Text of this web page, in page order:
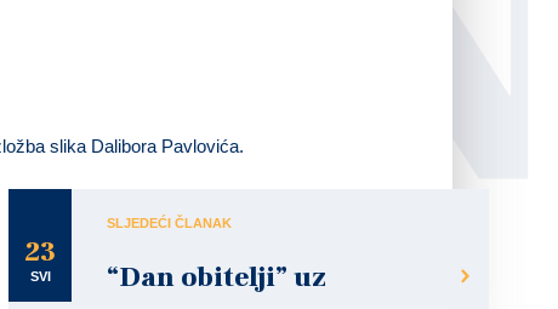
slika Dalibora Pavlovića.
23
SVI
SLJEDEĆI ČLANAK
“Dan obitelji” uz